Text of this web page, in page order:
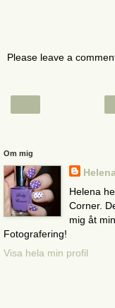
Please leave a
Om mig
Helena
Corner.
mig åt
Fotografering!
Visa hela min profil